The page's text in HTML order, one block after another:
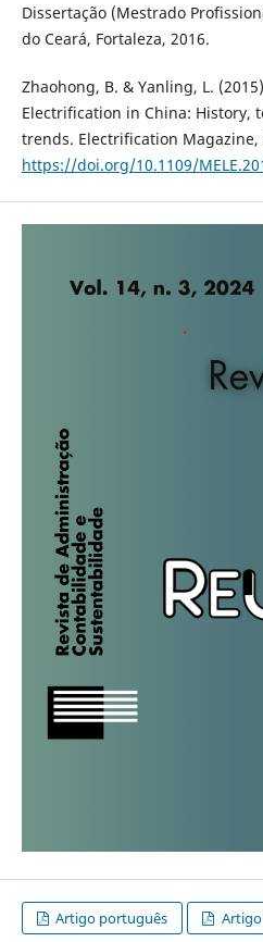
Dissertação (Mestrado
do Ceará, Fortaleza, 2016.
Zhaohong, B. & Yanling, L.
Electrification in China: History,
trends. Electrification Magazine,
https://doi.org/10.1109/
Artigo português